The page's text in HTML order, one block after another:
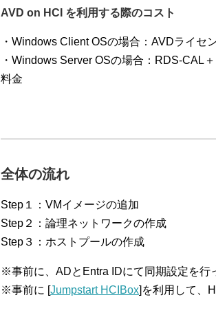
AVD on HCI を利用する際のコスト
・Windows Client OSの場合：AVDライセ
・Windows Server OSの場合：RDS-CAL
料金
全体の流れ
Step１：VMイメージの追加
Step２：論理ネットワークの作成
Step３：ホストプールの作成
※事前に、ADとEntra IDにて同期設定を行
※事前に [Jumpstart HCIBox]を利用して、